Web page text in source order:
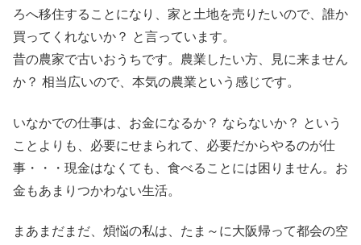
ろへ移住することになり、家と土地を売りたいので、誰か
買ってくれないか？ と言っています。
昔の農家で古いおうちです。農業したい方、見に来ません
か？ 相当広いので、本気の農業という感じです。
いなかでの仕事は、お金になるか？ ならないか？ という
ことよりも、必要にせまられて、必要だからやるのが仕
事・・・現金はなくても、食べることには困りません。お
金もあまりつかわない生活。
まあまだまだ、煩悩の私は、たま～に大阪帰って都会の空